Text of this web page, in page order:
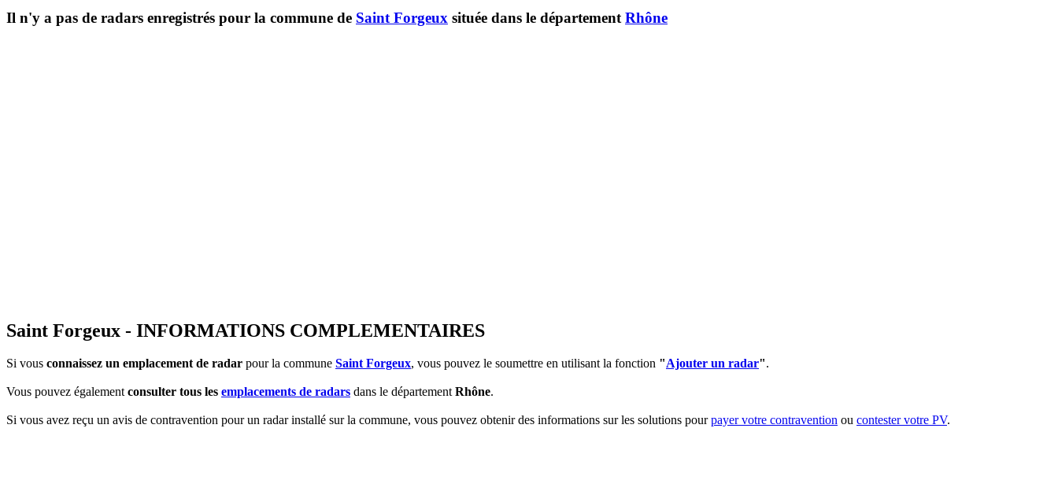
Il n'y a pas de radars enregistrés pour la commune de Saint Forgeux située dans le département Rhône
Saint Forgeux - INFORMATIONS COMPLEMENTAIRES
Si vous connaissez un emplacement de radar pour la commune Saint Forgeux, vous pouvez le soumettre en utilisant la fonction "Ajouter un radar".
Vous pouvez égalementconsulter tous les emplacements de radars dans le départementRhône.
Si vous avez reçu un avis de contravention pour un radar installé sur la commune, vous pouvez obtenir des informations sur les solutions pourpayer votre contravention ou contester votre PV.